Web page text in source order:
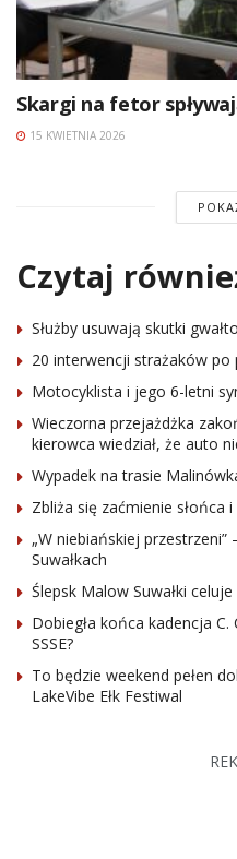
Skargi na fetor
15 KWIETNIA 2026
Czytaj
Służby usuwają skutki
20 interwencji strażaków
Motocyklista i jego 6-letni
Wieczorna przejażdżka
kierowca wiedział, że auto
Wypadek na trasie
Zbliża się zaćmienie słońca
„W niebiańskiej
Suwałkach
Ślepsk Malow Suwałki
Dobiegła końca kadencja
SSSE?
To będzie weekend pełen
LakeVibe Ełk Festiwal